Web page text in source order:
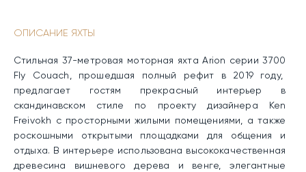
ОПИСАНИЕ ЯХТЫ
Стильная 37-метровая моторная яхта Arion серии 3700
Fly Couach, прошедшая полный рефит в 2019 году,
предлагает гостям прекрасный интерьер в
скандинавском стиле по проекту дизайнера Ken
Freivokh с просторными жилыми помещениями, а также
роскошными открытыми площадками для общения и
отдыха. В интерьере использована высококачественная
древесина вишневого дерева и венге, элегантные